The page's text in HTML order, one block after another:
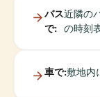
バス
で:
近隣の
の時刻
車で:敷地内